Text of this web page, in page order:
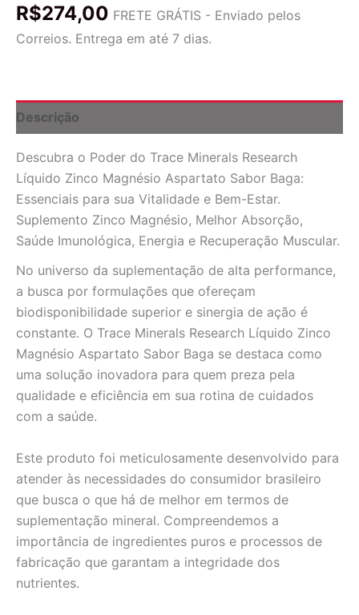
Líquido
Magnésio
-
887
quantidade
R$274,00 FRETE GRÁTIS - Enviado pelos
Correios. Entrega em até 7 dias.
Descrição
Descubra o Poder do Trace Minerals Research
Líquido Zinco Magnésio Aspartato Sabor Baga:
Essenciais para sua Vitalidade e Bem-Estar.
Suplemento Zinco Magnésio, Melhor Absorção,
Saúde Imunológica, Energia e Recuperação Muscular.
No universo da suplementação de alta performance,
a busca por formulações que ofereçam
biodisponibilidade superior e sinergia de ação é
constante. O Trace Minerals Research Líquido Zinco
Magnésio Aspartato Sabor Baga se destaca como
uma solução inovadora para quem preza pela
qualidade e eficiência em sua rotina de cuidados
com a saúde.
Este produto foi meticulosamente desenvolvido para
atender às necessidades do consumidor brasileiro
que busca o que há de melhor em termos de
suplementação mineral. Compreendemos a
importância de ingredientes puros e processos de
fabricação que garantam a integridade dos
nutrientes.